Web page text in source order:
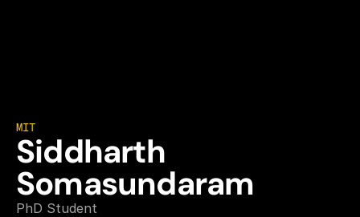
MIT
Siddharth
Somasundaram
PhD Student